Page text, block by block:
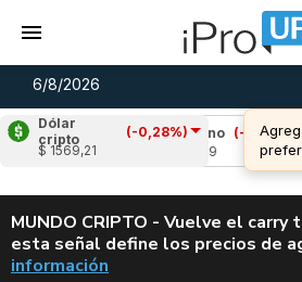
6/8/2026
Dólar
cripto
(-0,28%)
$ 1569,21
Cardano (-1,14%)
ALERTA
MUNDO CRIPTO - Vuelve el carry
esta señal define los precios de
información